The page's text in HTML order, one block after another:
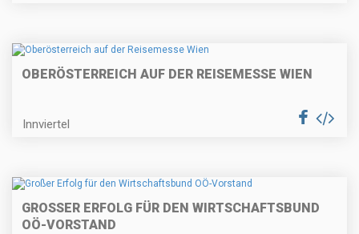
OBERÖSTERREICH AUF DER REISEMESSE WIEN
Innviertel
GROSSER ERFOLG FÜR DEN WIRTSCHAFTSBUND O
Ö-VORSTAND